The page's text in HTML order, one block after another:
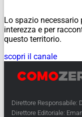
Lo spazio necessario
interezza e per
questo territorio.
scopri il canale
Direttore Responsabile:
Direttore Editoriale: